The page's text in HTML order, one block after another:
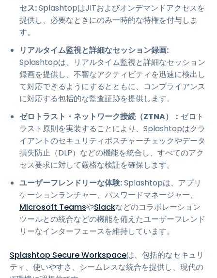
セス:SplashtopはJITおよびオンデマンドアクセスを
提供し、必要なときにのみ一時的な特権を付与しま
す。
リアルタイム監視と詳細なセッション録画:
Splashtopは、リアルタイム監視と詳細なセッション
録画を提供し、不審なアクティビティを迅速に検出し
て対応できるようにするとともに、コンプライアンス
に対応する包括的な監査証跡を提供します。
ゼロトラスト・ネットワーク接続（ZTNA）： ゼロト
ラスト原則を実装することにより、Splashtopはクラ
イアントのセキュリティポスチャーチェックやデータ
損失防止（DLP）などの機能を統合し、すべてのアク
セス要求に対して厳格な検証を確保します。
ユーザーフレンドリーな体験:Splashtopは、アプリ
ケーションランチャー、パスワードマネージャー、
Microsoft TeamsやSlackなどのコラボレーション
ツールとの統合などの機能を備えたユーザーフレンド
リーなインターフェースを維持しています。
Splashtop Secure Workspaceは、包括的なセキュリ
ティ、使いやすさ、シームレスな統合を提供し、現代の